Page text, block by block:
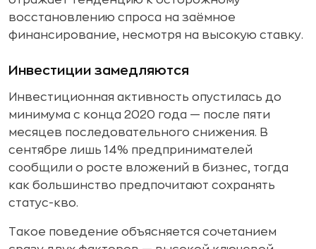
восстановлению спроса на заёмное
финансирование, несмотря на высокую ставку.
Инвестиции замедляются
Инвестиционная активность опустилась до
минимума с конца 2020 года — после пяти
месяцев последовательного снижения. В
сентябре лишь 14% предпринимателей
сообщили о росте вложений в бизнес, тогда
как большинство предпочитают сохранять
статус-кво.
Такое поведение объясняется сочетанием